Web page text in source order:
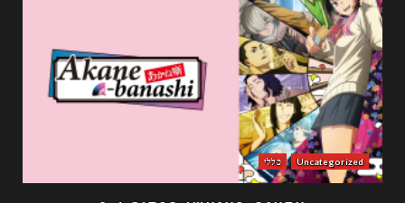
Uncategorized כללי